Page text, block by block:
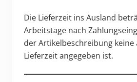
Die Lieferzeit ins Ausland
Arbeitstage nach
der Artikelbeschreibung keine
Lieferzeit angegeben ist.